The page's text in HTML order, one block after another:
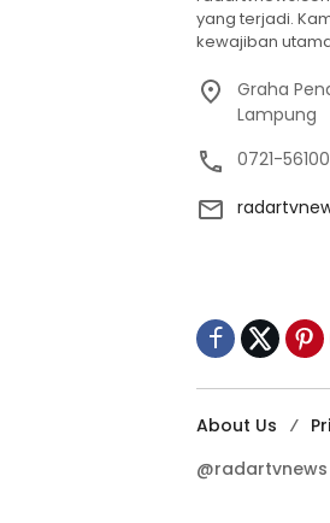
yang terjadi.
kewajiban
Graha
Lampung
0721-
About Us
@radartvnews